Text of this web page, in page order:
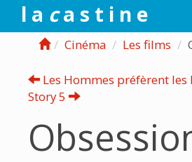
l a ca s t i n e
Cinéma Les films
Les Hommes préfèrent les
Story 5